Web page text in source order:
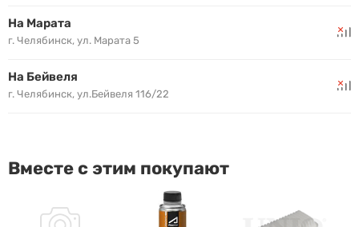
На Марата
г. Челябинск, ул. Марата 5
На Бейвеля
г. Челябинск, ул.Бейвеля 116/22
Вместе с этим покупают